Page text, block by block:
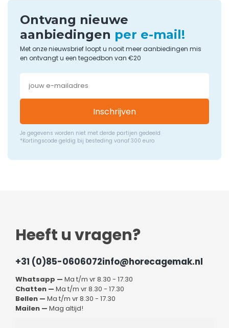
Ontvang nieuwe
aanbiedingen per e-mail!
Met onze nieuwsbrief loopt u nooit meer aanbiedingen mis
en ontvangt u een tegoedbon van €20
Inschrijven
Je gegevens worden niet met derde partijen gedeeld
*Kortingscode geldig bij besteding vanaf 300 euro
Heeft u vragen?
+31 (0)85-0606072info@horecagemak.nl
Whatsapp — Ma t/m vr 8.30 - 17.30
Chatten — Ma t/m vr 8.30 - 17.30
Bellen — Ma t/m vr 8.30 - 17.30
Mailen — Mag altijd!